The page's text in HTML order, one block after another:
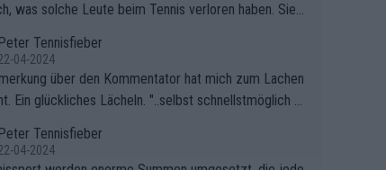
was solche Leute beim Tennis verloren haben. Sie s
Peter Tennisfieber
04-2024
über den Kommentator hat mich zum Lachen
Ein glückliches Lächeln. "..selbst schnellstmöglich na
Peter Tennisfieber
04-2024